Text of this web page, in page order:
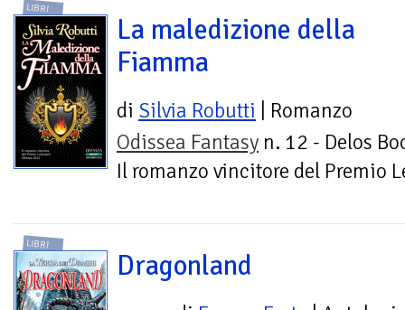
LIBRI
La maledizione della
Fiamma
di Silvia Robutti | Romanzo
Odissea Fantasy n. 12 - Delos
Il romanzo vincitore del Premio
LIBRI
Dragonland